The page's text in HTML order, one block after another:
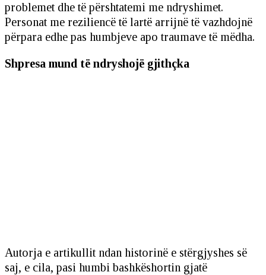
problemet dhe të përshtatemi me ndryshimet.
Personat me reziliencë të lartë arrijnë të vazhdojnë
përpara edhe pas humbjeve apo traumave të mëdha.
Shpresa mund të ndryshojë gjithçka
Autorja e artikullit ndan historinë e stërgjyshes së
saj, e cila, pasi humbi bashkëshortin gjatë